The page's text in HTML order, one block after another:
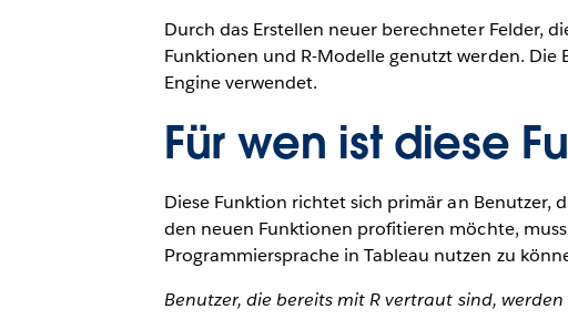
Durch das Erstellen neuer berechneter Felder,
Funktionen und R-Modelle genutzt werden. Die
Engine verwendet.
Für wen ist diese
Diese Funktion richtet sich primär an Benutzer,
den neuen Funktionen profitieren möchte,
Programmiersprache in Tableau nutzen zu
Benutzer, die bereits mit R vertraut sind,